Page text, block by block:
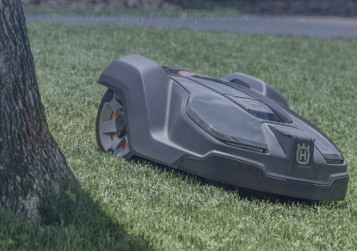
összkerékmeghajtású Automower®
435X fűnyírója új mércét állít fel a
robotfűnyírók számára.
Tovább